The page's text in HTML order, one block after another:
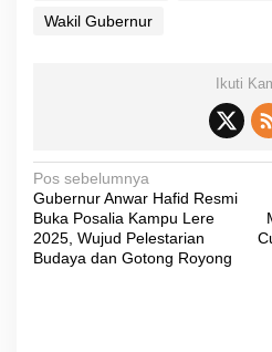
Wakil Gubernur
Ikuti
N
a
v
Pos sebelumnya
Gubernur Anwar Hafid Resmi
Buka Posalia Kampu Lere
2025, Wujud Pelestarian
Budaya dan Gotong Royong